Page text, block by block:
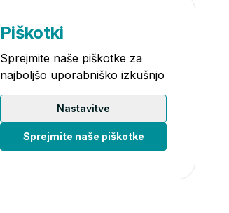
Piškotki
Sprejmite naše piškotke za
najboljšo uporabniško izkušnjo
Nastavitve
Sprejmite naše piškotke